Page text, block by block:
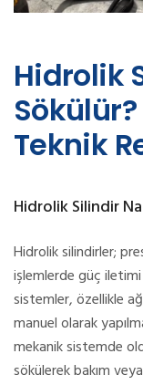
Hidrolik
Teknik
Hidrolik Silindir
Hidrolik silindirler;
işlemlerde güç
sistemler, özellikle
manuel olarak
mekanik sistemde
sökülerek bakım